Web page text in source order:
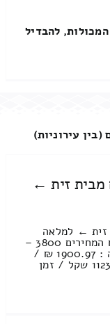
להבדיל
עירוניות)
דירה 2 חדרים מבית זית ←
זית ← למלאה
מחיר מחירון: 3115.15 ₪ / אלה שבטווח המחירים 3800 –
2900 ₪ עבודות סבלות , טעינה ופריקה : 1900.97 ₪ /
זמן : 2 שעות 36 דקות מחיר נסיעה 1123.45 שקל / זמן